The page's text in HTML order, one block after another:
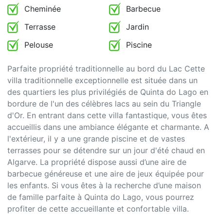
Cheminée
Barbecue
Terrasse
Jardin
Pelouse
Piscine
Parfaite propriété traditionnelle au bord du Lac Cette
villa traditionnelle exceptionnelle est située dans un
des quartiers les plus privilégiés de Quinta do Lago en
bordure de l'un des célèbres lacs au sein du Triangle
d'Or. En entrant dans cette villa fantastique, vous êtes
accueillis dans une ambiance élégante et charmante. A
l'extérieur, il y a une grande piscine et de vastes
terrasses pour se détendre sur un jour d'été chaud en
Algarve. La propriété dispose aussi d’une aire de
barbecue généreuse et une aire de jeux équipée pour
les enfants. Si vous êtes à la recherche d’une maison
de famille parfaite à Quinta do Lago, vous pourrez
profiter de cette accueillante et confortable villa.